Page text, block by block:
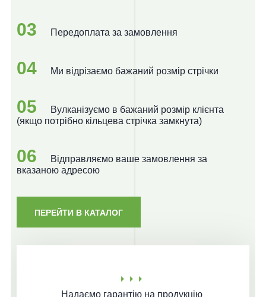
03 Передоплата за замовлення
04 Ми відрізаємо бажаний розмір стрічки
05
Вулканізуємо в бажаний розмір клієнта
(якщо потрібно кільцева стрічка замкнута)
06
Відправляємо ваше замовлення за
вказаною адресою
ПЕРЕЙТИ В КАТАЛОГ
Надаємо гарантіюна продукцію